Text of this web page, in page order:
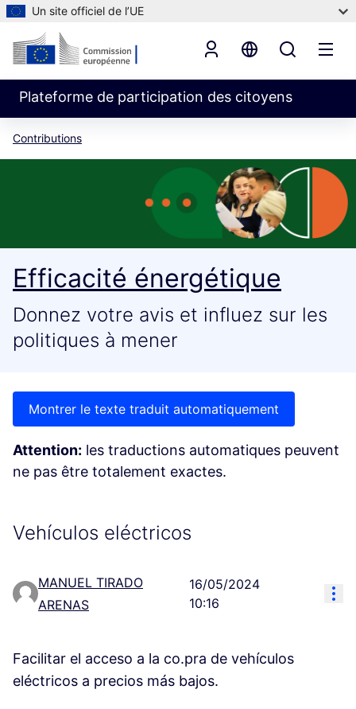
Un site officiel de l’UE
Plateforme de participation des citoyens
Contributions
Efficacité énergétique
Donnez votre avis et influez sur les
politiques à mener
Montrer le texte traduit automatiquement
Attention: les traductions automatiques peuvent
ne pas être totalement exactes.
Vehículos eléctricos
MANUEL TIRADO
ARENAS
16/05/2024
10:16
Facilitar el acceso a la co.pra de vehículos
eléctricos a precios más bajos.